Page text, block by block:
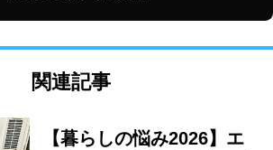
関連記事
【暮らしの悩み2026】エ